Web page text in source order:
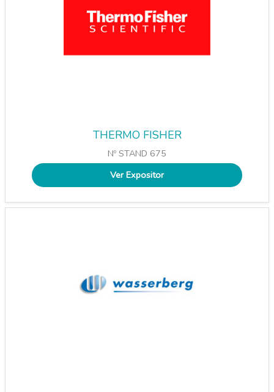
THERMO FISHER
Nº STAND 675
Ver Expositor